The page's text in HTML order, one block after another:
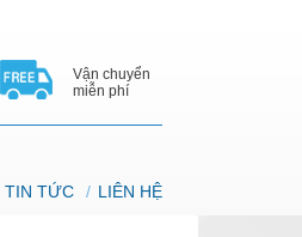
Vận chuyển
miễn phí
TIN TỨC LIÊN HỆ